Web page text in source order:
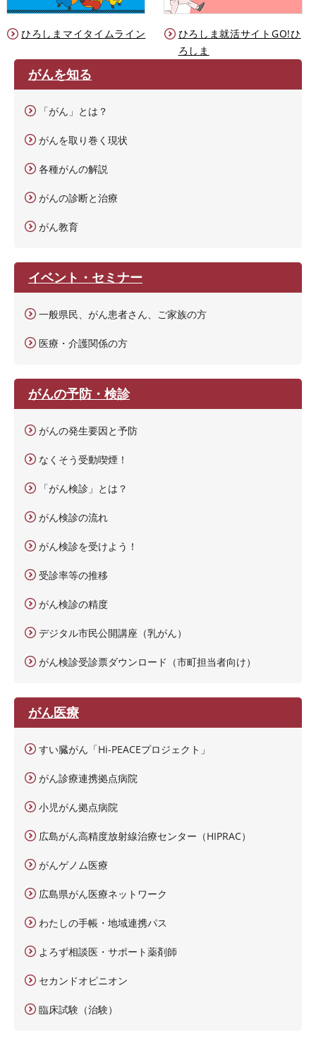
ひろしまマイタイムライン
ひろしま就活サイトGO!ひ
ろしま
がんを知る
「がん」とは？
がんを取り巻く現状
各種がんの解説
がんの診断と治療
がん教育
イベント・セミナー
一般県民、がん患者さん、ご家族の方
医療・介護関係の方
がんの予防・検診
がんの発生要因と予防
なくそう受動喫煙！
「がん検診」とは？
がん検診の流れ
がん検診を受けよう！
受診率等の推移
がん検診の精度
デジタル市民公開講座（乳がん）
がん検診受診票ダウンロード（市町担当者向け）
がん医療
すい臓がん「Hi-PEACEプロジェクト」
がん診療連携拠点病院
小児がん拠点病院
広島がん高精度放射線治療センター（HIPRAC）
がんゲノム医療
広島県がん医療ネットワーク
わたしの手帳・地域連携パス
よろず相談医・サポート薬剤師
セカンドオピニオン
臨床試験（治験）